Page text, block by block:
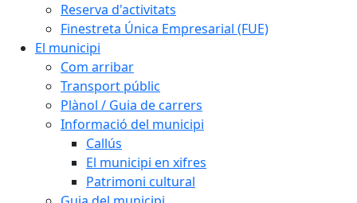
Reserva d'activitats
Finestreta Única Empresarial (FUE)
El municipi
Com arribar
Transport públic
Plànol / Guia de carrers
Informació del municipi
Callús
El municipi en xifres
Patrimoni cultural